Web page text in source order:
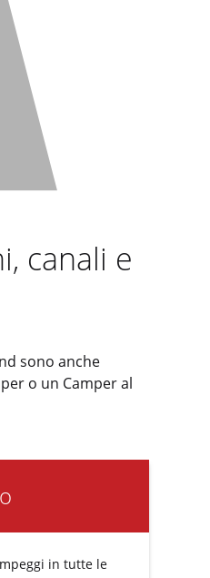
canali e
sono anche
o un Camper al
in tutte le